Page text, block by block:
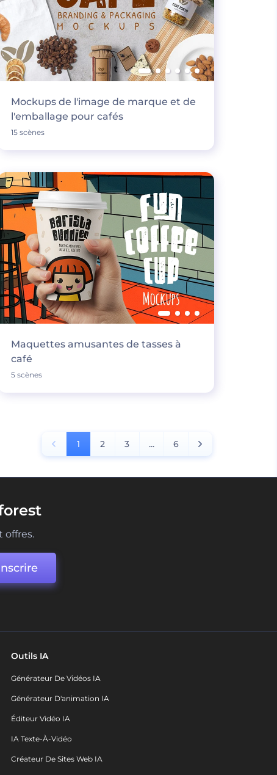
Mockups de l'image de marque et de
l'emballage pour cafés
15 scènes
Maquettes amusantes de tasses à
café
5 scènes
1 2 3 ... 6
offres.
Outils IA
Générateur De Vidéos IA
Générateur D'animation IA
Éditeur Vidéo IA
IA Texte-À-Vidéo
Créateur De Sites Web IA